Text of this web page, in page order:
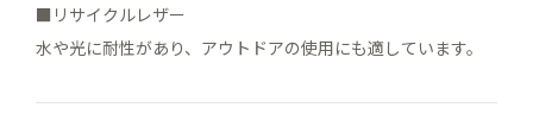
■リサイクルレザー
水や光に耐性があり、アウトドアの使用にも適しています。